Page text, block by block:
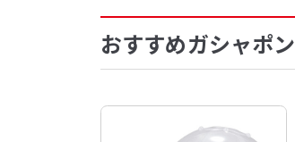
おすすめガシャポン